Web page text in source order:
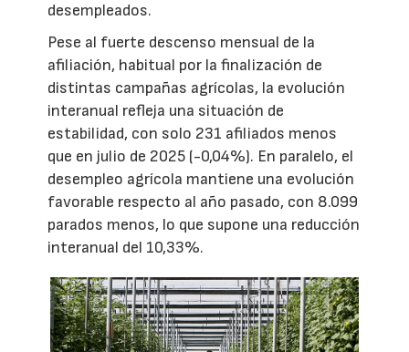
desempleados.
Pese al fuerte descenso mensual de la
afiliación, habitual por la finalización de
distintas campañas agrícolas, la evolución
interanual refleja una situación de
estabilidad, con solo 231 afiliados menos
que en julio de 2025 (-0,04%). En paralelo, el
desempleo agrícola mantiene una evolución
favorable respecto al año pasado, con 8.099
parados menos, lo que supone una reducción
interanual del 10,33%.